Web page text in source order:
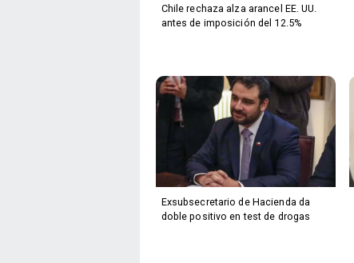
Chile rechaza alza arancel EE. UU.
antes de imposición del 12.5%
Exsubsecretario de Hacienda da
doble positivo en test de drogas